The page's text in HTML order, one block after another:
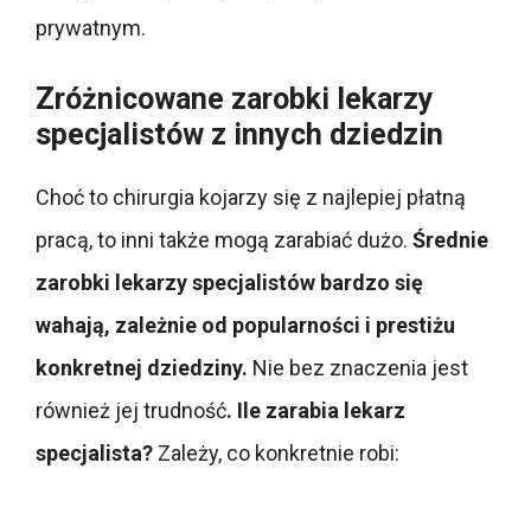
prywatnym.
Zróżnicowane zarobki lekarzy
specjalistów z innych dziedzin
Choć to chirurgia kojarzy się z najlepiej płatną
pracą, to inni także mogą zarabiać dużo. Średnie
zarobki lekarzy specjalistów bardzo się
wahają, zależnie od popularności i prestiżu
konkretnej dziedziny. Nie bez znaczenia jest
również jej trudność. Ile zarabia lekarz
specjalista? Zależy, co konkretnie robi: